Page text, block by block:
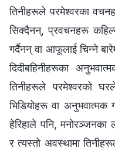
तिनीहरूले परमेश्‍वरका
सिक्दैनन्, प्रवचनहरू
गर्दैनन् वा आफूलाई चिन्ने
दिदीबहिनीहरूका
तिनीहरूले परमेश्‍वरको
भिडियोहरू वा अनुभवात्मक
हेरिहाले पनि, मनोरञ्जनका
र त्यस्तो अवस्थामा